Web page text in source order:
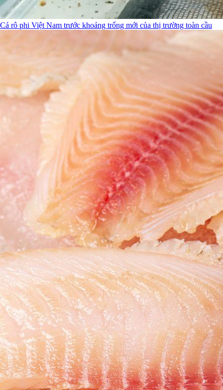
Cá rô phi Việt Nam trước khoảng trống mới của thị trường toàn cầu